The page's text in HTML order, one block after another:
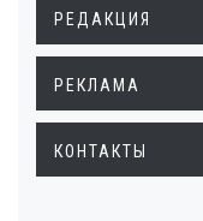
РЕДАКЦИЯ
РЕКЛАМА
КОНТАКТЫ